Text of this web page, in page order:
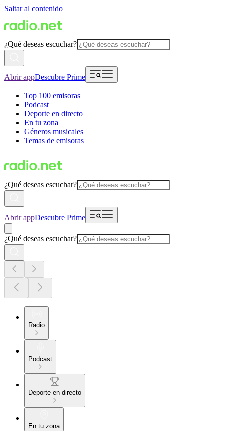
Saltar al contenido
¿Qué deseas escuchar?
Abrir appDescubre Prime
Top 100 emisoras
Podcast
Deporte en directo
En tu zona
Géneros musicales
Temas de emisoras
¿Qué deseas escuchar?
Abrir appDescubre Prime
¿Qué deseas escuchar?
Radio
Podcast
Deporte en directo
En tu zona